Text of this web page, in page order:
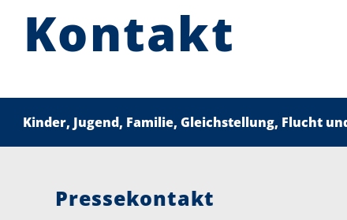
Kontakt
Kinder, Jugend, Familie, Gleichstellung, Flucht
Pressekontakt